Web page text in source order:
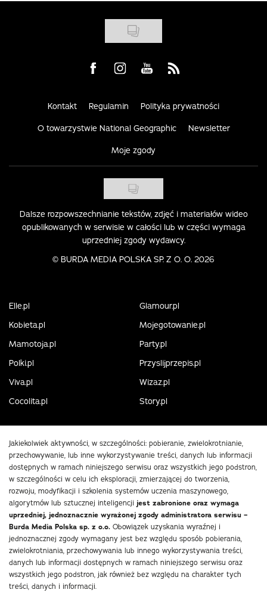
Visit us on Facebook
Visit us on Instagram
Visit us on Youtube
Visit us on Rss
Kontakt Regulamin Polityka prywatności
O towarzystwie National Geographic Newsletter
Moje zgody
Dalsze rozpowszechnianie tekstów, zdjęć i materiałów wideo
opublikowanych w serwisie w całości lub w części wymaga
uprzedniej zgody wydawcy.
© BURDA MEDIA POLSKA SP. Z O. O. 2026
Elle.pl
Glamour.pl
Kobieta.pl
Mojegotowanie.pl
Mamotoja.pl
Party.pl
Polki.pl
Przyslijprzepis.pl
Viva.pl
Wizaz.pl
Cocolita.pl
Story.pl
Jakiekolwiek aktywności, w szczególności: pobieranie, zwielokrotnianie,
przechowywanie, lub inne wykorzystywanie treści, danych lub informacji
dostępnych w ramach niniejszego serwisu oraz wszystkich jego podstron,
w szczególności w celu ich eksploracji, zmierzającej do tworzenia,
rozwoju, modyfikacji i szkolenia systemów uczenia maszynowego,
algorytmów lub sztucznej inteligencji jest zabronione oraz wymaga
uprzedniej, jednoznacznie wyrażonej zgody administratora serwisu –
Burda Media Polska sp. z o.o. Obowiązek uzyskania wyraźnej i
jednoznacznej zgody wymagany jest bez względu sposób pobierania,
zwielokrotniania, przechowywania lub innego wykorzystywania treści,
danych lub informacji dostępnych w ramach niniejszego serwisu oraz
wszystkich jego podstron, jak również bez względu na charakter tych
treści, danych i informacji.